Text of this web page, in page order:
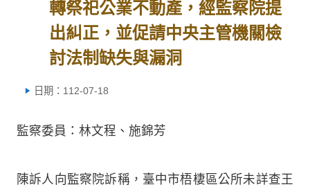
轉祭祀公業不動產，經監察院提
出糾正，並促請中央主管機關檢
討法制缺失與漏洞
日期：112-07-18
監察委員：林文程、施錦芳
陳訴人向監察院訴稱，臺中市梧棲區公所未詳查王